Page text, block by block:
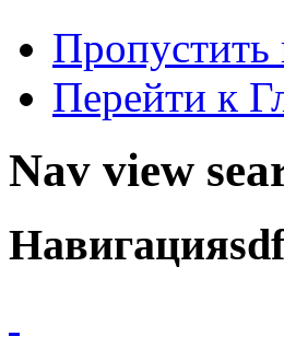
Пропустить
Перейти к
Nav view